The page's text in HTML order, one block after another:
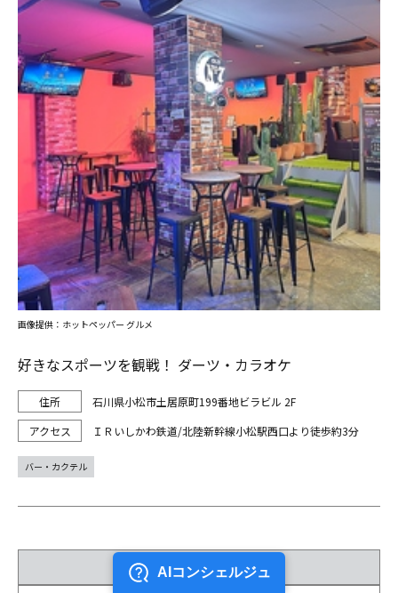
好きなスポーツを観戦！ ダーツ・カラオケ
石川県小松市土居原町199番地ビラビル 2F
ＩＲいしかわ鉄道/北陸新幹線小松駅西口より徒歩約3分
画像提供：ホットペッパー グルメ
バー・カクテル
1